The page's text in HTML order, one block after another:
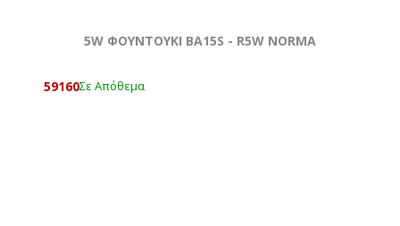
5W ΦΟΥΝΤΟΥΚΙ BA15S - R5W NORMA
59160Σε Απόθεμα